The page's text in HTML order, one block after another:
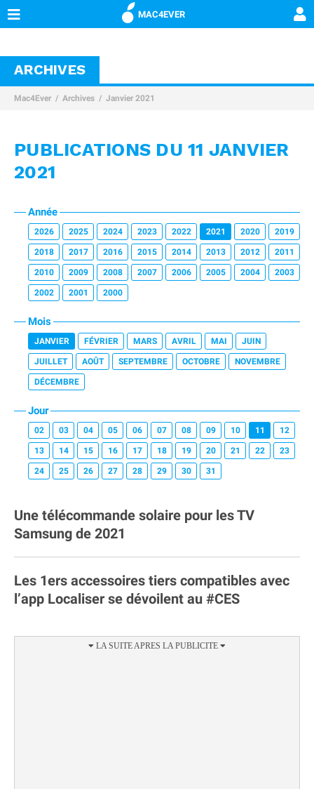
MAC4EVER
ARCHIVES
Mac4Ever Archives Janvier 2021
PUBLICATIONS DU 11 JANVIER
2021
Année
2026 2025 2024 2023 2022 2021 2020 2019
2018 2017 2016 2015 2014 2013 2012 2011
2010 2009 2008 2007 2006 2005 2004 2003
2002 2001 2000
Mois
JANVIER FÉVRIER MARS AVRIL MAI JUIN
JUILLET AOÛT SEPTEMBRE OCTOBRE NOVEMBRE
DÉCEMBRE
Jour
02 03 04 05 06 07 08 09 10 11 12
13 14 15 16 17 18 19 20 21 22 23
24 25 26 27 28 29 30 31
Une télécommande solaire pour les TV
Samsung de 2021
Les 1ers accessoires tiers compatibles avec
l’app Localiser se dévoilent au #CES